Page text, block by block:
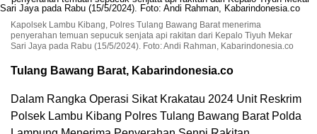
Kapolsek Lambu Kibang, Polres Tulang Bawang Barat menerima
penyerahan temuan sepucuk senjata api rakitan dari Kepalo Tiyuh Mekar
Sari Jaya pada Rabu (15/5/2024). Foto: Andi Rahman, Kabarindonesia.co
Tulang Bawang Barat, Kabarindonesia.co
Dalam Rangka Operasi Sikat Krakatau 2024 Unit Reskrim
Polsek Lambu Kibang Polres Tulang Bawang Barat Polda